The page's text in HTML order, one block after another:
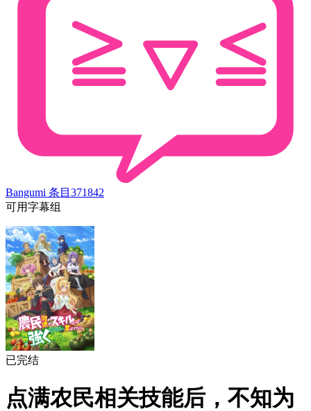
Bangumi 条目 371842
可用字幕组
已完结
点满农民相关技能后，不知为